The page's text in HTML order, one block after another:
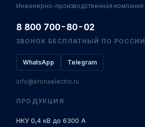
Инженерно-производственная компания
8 800 700-80-02
ЗВОНОК БЕСПЛАТНЫЙ ПО РОССИИ
WhatsApp Telegram
info@kronaelectro.ru
ПРОДУКЦИЯ
НКУ 0,4 кВ до 6300 А